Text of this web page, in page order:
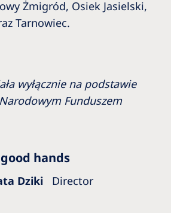
Żmigród, Osiek Jasielski,
Tarnowiec.
wyłącznie na podstawie
Funduszem
hands
Dziki Director